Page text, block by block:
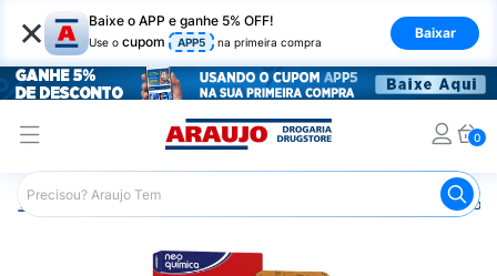
× Baixe o APP e ganhe 5% OFF!
Use o cupom APP5 na primeira compra
Baixar
0
Araujo Medicamentos Remédio